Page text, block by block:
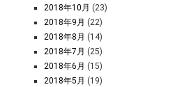
2018年10月 (23)
2018年9月 (22)
2018年8月 (14)
2018年7月 (25)
2018年6月 (15)
2018年5月 (19)